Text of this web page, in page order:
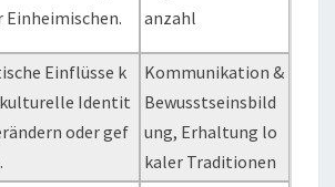
Einheimischen.
anzahl
Einflüsse k
Identit
oder gef
Kommunikation &
Bewusstseinsbild
ung, Erhaltung lo
kaler Traditionen